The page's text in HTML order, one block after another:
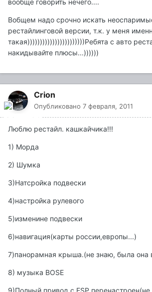
вообще говорить нечего....
Вобщем надо срочно искать
рестайлинговой версии, т.к. у меня
такая)))))))))))))))))))))))Ребята с авто
накидывайте плюсы...))))))
Crion
Опубликовано 7 февраля, 2011
Люблю рестайл. кашкайчика!!!
1) Морда
2) Шумка
3)Натсройка подвески
4)настройка рулевого
5)изменине подвески
6)навигация(карты россии,европы...)
7)панорамная крыша.(не знаю, была она
8) музыка BOSE